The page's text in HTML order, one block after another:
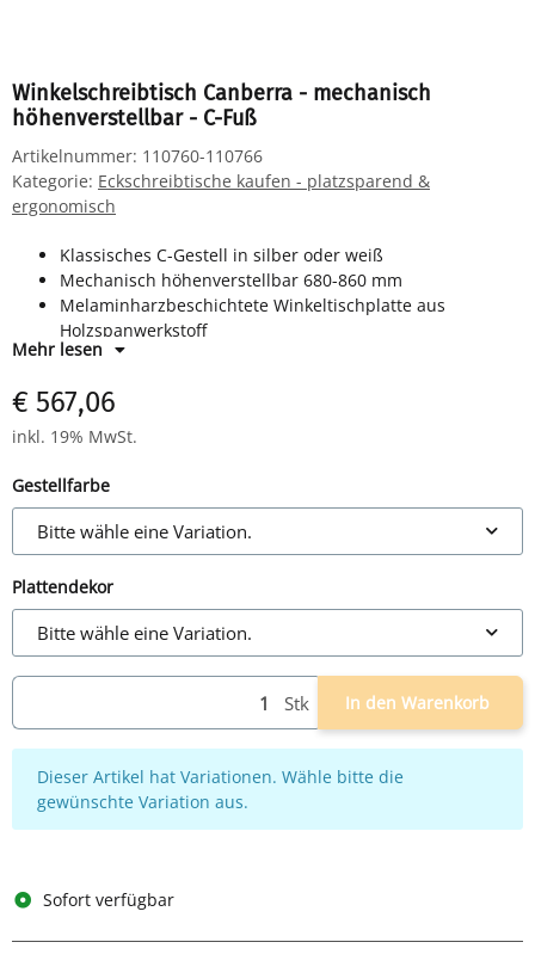
Winkelschreibtisch Canberra - mechanisch
höhenverstellbar - C-Fuß
Artikelnummer: 110760-110766
Kategorie: Eckschreibtische kaufen - platzsparend &
ergonomisch
Klassisches C-Gestell in silber oder weiß
Mechanisch höhenverstellbar 680-860 mm
Melaminharzbeschichtete Winkeltischplatte aus
Holzspanwerkstoff
Horizontale Kabelwanne
Mehr lesen
€ 567,06
inkl. 19% MwSt.
Gestellfarbe
Bitte wähle eine Variation.
Plattendekor
Bitte wähle eine Variation.
Stk In den Warenkorb
x
Dieser Artikel hat Variationen. Wähle bitte die
gewünschte Variation aus.
Sofort verfügbar